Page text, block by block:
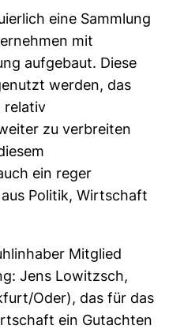
eine Sammlung
mit
aufgebaut. Diese
werden, das
relativ
zu verbreiten
ein reger
Politik, Wirtschaft
Mitglied
Jens Lowitzsch,
Oder), das für das
ein Gutachten